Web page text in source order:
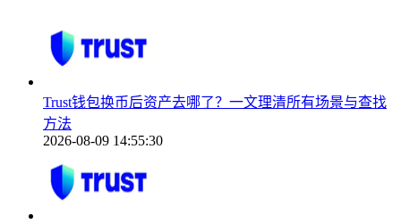
Trust钱包换币后资产去哪了？一文理清所有场景与查找
方法
2026-08-09 14:55:30